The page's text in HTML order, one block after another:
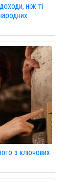
ніж ті
з ключових